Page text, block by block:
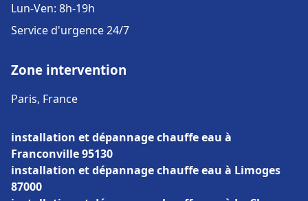
Lun-Ven: 8h-19h
Service d'urgence 24/7
Zone intervention
Paris, France
installation et dépannage chauffe eau à
Franconville 95130
installation et dépannage chauffe eau à Limoges
87000